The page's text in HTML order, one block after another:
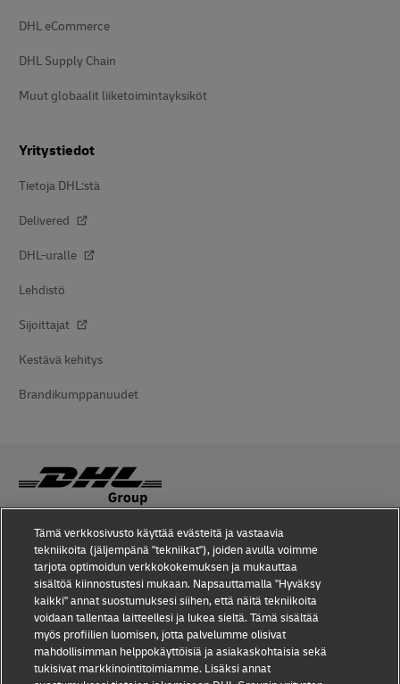
DHL eCommerce
DHL Supply Chain
Muut globaalit liiketoimintayksiköt
Yritystiedot
Tietoja DHL:stä
Delivered
DHL-uralle
Lehdistö
Sijoittajat
Kestävä kehitys
Brandikumppanuudet
Petoksilta suojautuminen
Lakiasiaa
Käyttöehdot
Tietosuoja
Saavutettavuus
Tämä verkkosivusto käyttää evästeitä ja vastaavia
tekniikoita (jäljempänä "tekniikat"), joiden avulla voimme
tarjota optimoidun verkkokokemuksen ja mukauttaa
sisältöä kiinnostustesi mukaan. Napsauttamalla "Hyväksy
kaikki" annat suostumuksesi siihen, että näitä tekniikoita
voidaan tallentaa laitteellesi ja lukea sieltä. Tämä sisältää
myös profiilien luomisen, jotta palvelumme olisivat
mahdollisimman helppokäyttöisiä ja asiakaskohtaisia sekä
tukisivat markkinointitoimiamme. Lisäksi annat